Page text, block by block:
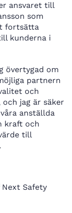
ansvaret till
som
fortsätta
kunderna i
övertygad om
partnern
och
jag är säker
anställda
kraft och
till
Next Safety